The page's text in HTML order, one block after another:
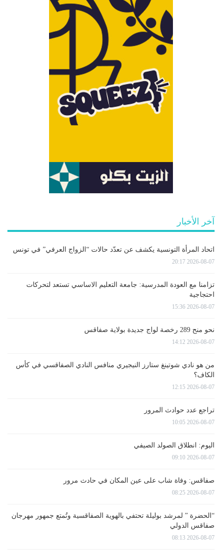
آخر الأخبار
اتحاد المرأة التونسية يكشف عن تعدّد حالات “الزواج العرفي” في تونس
2026-08-07 20:17
تزامنا مع العودة المدرسية: جامعة التعليم الاساسي تستعد لتحركات
احتجاجية
2026-08-07 15:36
نحو منح 289 رخصة لواج جديدة بولاية صفاقس
2026-08-07 14:12
من هو نادي شوتينغ ستارز النيجيري منافس النادي الصفاقسي في كأس
الكاف؟
2026-08-07 12:15
تراجع عدد حوادث المرور
2026-08-07 10:05
اليوم: انطلاق الصولد الصيفي
2026-08-07 09:10
صفاقس: وفاة شاب على عين المكان في حادث مرور
2026-08-07 08:25
“الحضرة ” لمرشد بوليلة تحتفي بالهوية الصفاقسية وتُمتع جمهور مهرجان
صفاقس الدولي
2026-08-07 08:13